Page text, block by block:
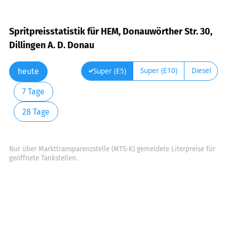
Spritpreisstatistik für HEM, Donauwörther Str. 30,
Dillingen A. D. Donau
heute
7 Tage
28 Tage
Super (E5) Super (E10) Diesel
Nur über Markttransparenzstelle (MTS-K) gemeldete Literpreise für
geöffnete Tankstellen.